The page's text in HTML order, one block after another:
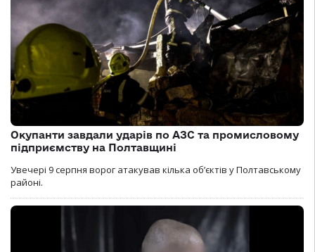
Окупанти завдали ударів по АЗС та промисловому
підприємству на Полтавщині
Увечері 9 серпня ворог атакував кілька обʼєктів у Полтавському
районі.